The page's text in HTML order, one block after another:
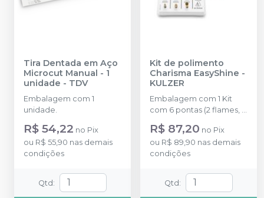
Tira Dentada em Aço
Microcut Manual - 1
unidade - TDV
Embalagem com 1
unidade.
R$ 54,22 no Pix
ou R$ 55,90 nas demais
condições
Qtd :
Kit de polimento
Charisma EasyShine -
KULZER
Embalagem com 1 Kit
com 6 pontas (2 flames, 2
taça e 2 lanças)
R$ 87,20 no Pix
ou R$ 89,90 nas demais
condições
Qtd :